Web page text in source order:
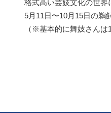
格式高い芸妓文化の世界
5月11日〜10月15日の鵜
（※基本的に舞妓さんは